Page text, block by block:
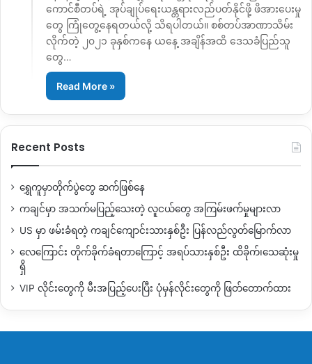
ကောင်စီတပ်ရဲ့ အုပ်ချုပ်ရေးယန္တရားလည်ပတ်နိုင်ဖို့ ဖိအားပေးမှု
တွေ ကြုံတွေ့နေရတယ်လို့ သိရပါတယ်။ စစ်တပ်အာဏာသိမ်း
လိုက်တဲ့ ၂၀၂၁ ခုနှစ်ကနေ ယနေ့ အချိန်အထိ ဒေသခံပြည်သူ
တွေ…
Read More »
Recent Posts
ရွှေကူမှာတိုက်ပွဲတွေ ဆက်ဖြစ်နေ
ကချင်မှာ အသက်မပြည့်သေးတဲ့ လူငယ်တွေ အကြမ်းဖက်မှုများလာ
US မှာ ဖမ်းခံရတဲ့ ကချင်ကျောင်းသားနှစ်ဦး ပြန်လည်လွတ်မြောက်လာ
လေကြောင်း တိုက်ခိုက်ခံရတာကြောင့် အရပ်သားနှစ်ဦး ထိခိုက်၊သေဆုံးမှု
ရှိ
VIP လိုင်းတွေကို မီးအပြည့်ပေးပြီး ပုံမှန်လိုင်းတွေကို ဖြတ်တောက်ထား